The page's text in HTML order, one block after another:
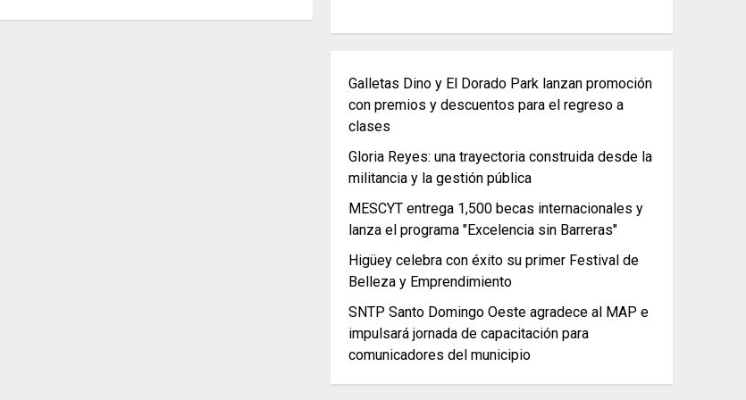
Galletas Dino y El Dorado Park lanzan promoción
con premios y descuentos para el regreso a
clases
Gloria Reyes: una trayectoria construida desde la
militancia y la gestión pública
MESCYT entrega 1,500 becas internacionales y
lanza el programa "Excelencia sin Barreras"
Higüey celebra con éxito su primer Festival de
Belleza y Emprendimiento
SNTP Santo Domingo Oeste agradece al MAP e
impulsará jornada de capacitación para
comunicadores del municipio